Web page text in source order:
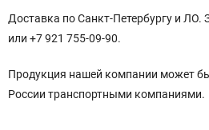
Доставка по Санкт-Петербургу и ЛО.
или +7 921 755-09-90.
Продукция нашей компании может
России транспортными компаниями.